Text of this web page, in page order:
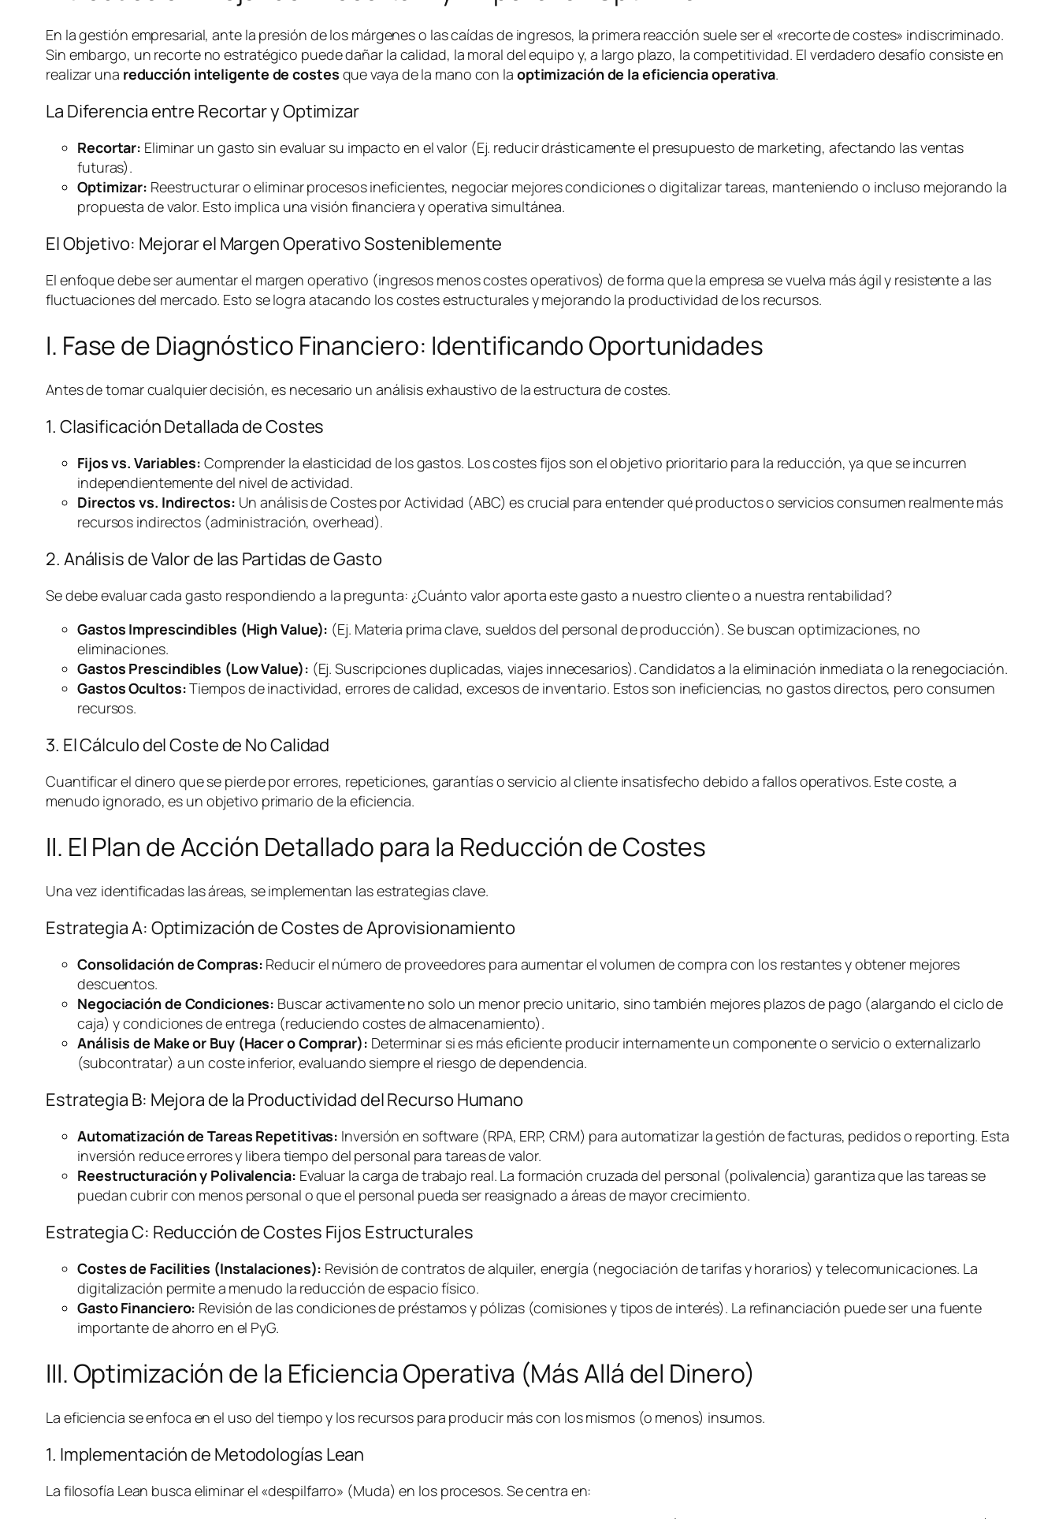
En la gestión empresarial, ante la presión de los márgenes o las caídas de ingresos, la primera reacción suele ser el «recorte de costes» indiscriminado.
Sin embargo, un recorte no estratégico puede dañar la calidad, la moral del equipo y, a largo plazo, la competitividad. El verdadero desafío consiste en
realizar una reducción inteligente de costes que vaya de la mano con la optimización de la eficiencia operativa.
La Diferencia entre Recortar y Optimizar
Recortar: Eliminar un gasto sin evaluar su impacto en el valor (Ej. reducir drásticamente el presupuesto de marketing, afectando las ventas
futuras).
Optimizar: Reestructurar o eliminar procesos ineficientes, negociar mejores condiciones o digitalizar tareas, manteniendo o incluso mejorando la
propuesta de valor. Esto implica una visión financiera y operativa simultánea.
El Objetivo: Mejorar el Margen Operativo Sosteniblemente
El enfoque debe ser aumentar el margen operativo (ingresos menos costes operativos) de forma que la empresa se vuelva más ágil y resistente a las
fluctuaciones del mercado. Esto se logra atacando los costes estructurales y mejorando la productividad de los recursos.
I. Fase de Diagnóstico Financiero: Identificando Oportunidades
Antes de tomar cualquier decisión, es necesario un análisis exhaustivo de la estructura de costes.
1. Clasificación Detallada de Costes
Fijos vs. Variables: Comprender la elasticidad de los gastos. Los costes fijos son el objetivo prioritario para la reducción, ya que se incurren
independientemente del nivel de actividad.
Directos vs. Indirectos: Un análisis de Costes por Actividad (ABC) es crucial para entender qué productos o servicios consumen realmente más
recursos indirectos (administración,overhead).
2. Análisis de Valor de las Partidas de Gasto
Se debe evaluar cada gasto respondiendo a la pregunta: ¿Cuánto valor aporta este gasto a nuestro cliente o a nuestra rentabilidad?
Gastos Imprescindibles (High Value): (Ej. Materia prima clave, sueldos del personal de producción). Se buscan optimizaciones, no
eliminaciones.
Gastos Prescindibles (Low Value): (Ej. Suscripciones duplicadas, viajes innecesarios). Candidatos a la eliminación inmediata o la renegociación.
Gastos Ocultos:Tiempos de inactividad, errores de calidad, excesos de inventario. Estos son ineficiencias, no gastos directos, pero consumen
recursos.
3. El Cálculo del Coste de No Calidad
Cuantificar el dinero que se pierde por errores, repeticiones, garantías o servicio al cliente insatisfecho debido a fallos operativos. Este coste, a
menudo ignorado, es un objetivo primario de la eficiencia.
II. El Plan de Acción Detallado para la Reducción de Costes
Una vez identificadas las áreas, se implementan las estrategias clave.
Estrategia A: Optimización de Costes de Aprovisionamiento
Consolidación de Compras: Reducir el número de proveedores para aumentar el volumen de compra con los restantes y obtener mejores
descuentos.
Negociación de Condiciones: Buscar activamente no solo un menor precio unitario, sino también mejores plazos de pago (alargando el ciclo de
caja) y condiciones de entrega (reduciendo costes de almacenamiento).
Análisis de Make or Buy(Hacer o Comprar): Determinar si es más eficiente producir internamente un componente o servicio o externalizarlo
(subcontratar) a un coste inferior, evaluando siempre el riesgo de dependencia.
Estrategia B: Mejora de la Productividad del Recurso Humano
Automatización de Tareas Repetitivas: Inversión en software (RPA, ERP, CRM) para automatizar la gestión de facturas, pedidos o reporting. Esta
inversión reduce errores y libera tiempo del personal para tareas de valor.
Reestructuración y Polivalencia: Evaluar la carga de trabajo real. La formación cruzada del personal (polivalencia) garantiza que las tareas se
puedan cubrir con menos personal o que el personal pueda ser reasignado a áreas de mayor crecimiento.
Estrategia C: Reducción de Costes Fijos Estructurales
Costes de Facilities (Instalaciones): Revisión de contratos de alquiler, energía (negociación de tarifas y horarios) y telecomunicaciones. La
digitalización permite a menudo la reducción de espacio físico.
Gasto Financiero: Revisión de las condiciones de préstamos y pólizas (comisiones y tipos de interés). La refinanciación puede ser una fuente
importante de ahorro en el PyG.
III. Optimización de la Eficiencia Operativa (Más Allá del Dinero)
La eficiencia se enfoca en el uso del tiempo y los recursos para producir más con los mismos (o menos) insumos.
1. Implementación de Metodologías Lean
La filosofía Lean busca eliminar el «despilfarro» (Muda) en los procesos. Se centra en: